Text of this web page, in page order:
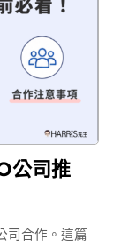
公司推
司合作。這篇